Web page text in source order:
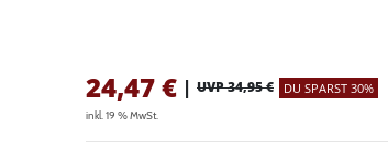
24,47€ | UVP 34,95 € DU SPARST 30%
inkl. 19 % MwSt.